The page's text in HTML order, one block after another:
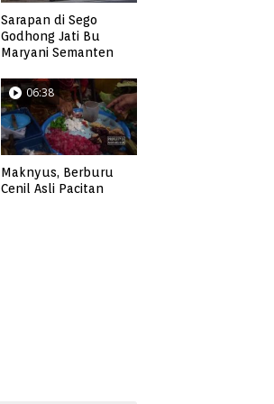
Sarapan di Sego
Godhong Jati Bu
Maryani Semanten
06:38
Maknyus, Berburu
Cenil Asli Pacitan